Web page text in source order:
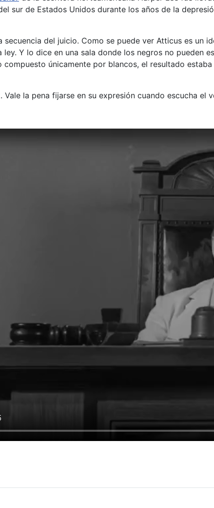
sur de Estados Unidos durante los años de la
secuencia del juicio. Como se puede ver Atticus es un
ley. Y lo dice en una sala donde los negros no
únicamente por blancos, el resultado
Vale la pena fijarse en su expresión cuando escucha el